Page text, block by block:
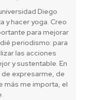
Diego
y hacer yoga. Creo
para mejorar
periodismo: para
las acciones
y sustentable. En
expresarme, de
más me importa, el